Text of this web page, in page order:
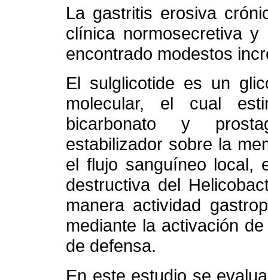
La gastritis erosiva
clínica normosecretiva
encontrado modestos
El sulglicotide es un
molecular, el cual
bicarbonato y
estabilizador sobre la
el flujo sanguíneo local,
destructiva del
manera actividad
mediante la activación
de defensa.
En este estudio se